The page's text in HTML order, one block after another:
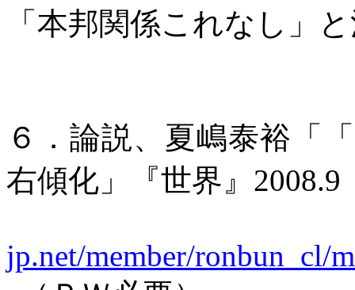
「本邦関係これなし」
６．論説、 夏嶋泰裕「
右傾化」
『世界』 2008.9
jp.net/member/ronbun_cl/